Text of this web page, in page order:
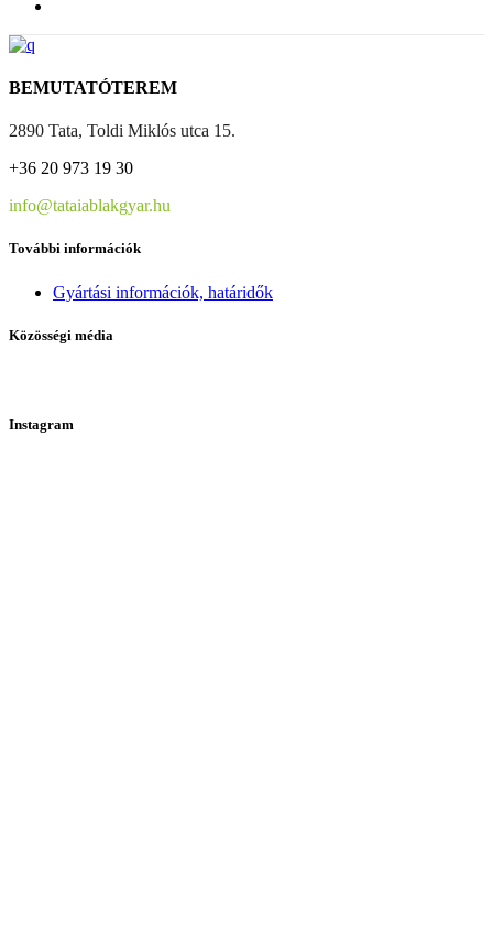
BEMUTATÓTEREM
2890 Tata, Toldi Miklós utca 15.
+36 20 973 19 30
info@tataiablakgyar.hu
További információk
Gyártási információk, határidők
Közösségi média
Instagram